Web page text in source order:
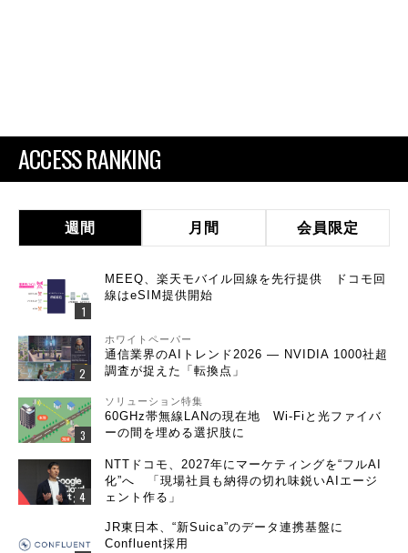
ACCESS RANKING
週間 月間 会員限定
MEEQ、楽天モバイル回線を先行提供 ドコモ回
線はeSIM提供開始
ホワイトペーパー
通信業界のAIトレンド2026 ― NVIDIA 1000社超
調査が捉えた「転換点」
ソリューション特集
60GHz帯無線LANの現在地 Wi-Fiと光ファイバ
ーの間を埋める選択肢に
NTTドコモ、2027年にマーケティングを“フルAI
化”へ 「現場社員も納得の切れ味鋭いAIエージ
ェント作る」
JR東日本、“新Suica”のデータ連携基盤に
Confluent採用